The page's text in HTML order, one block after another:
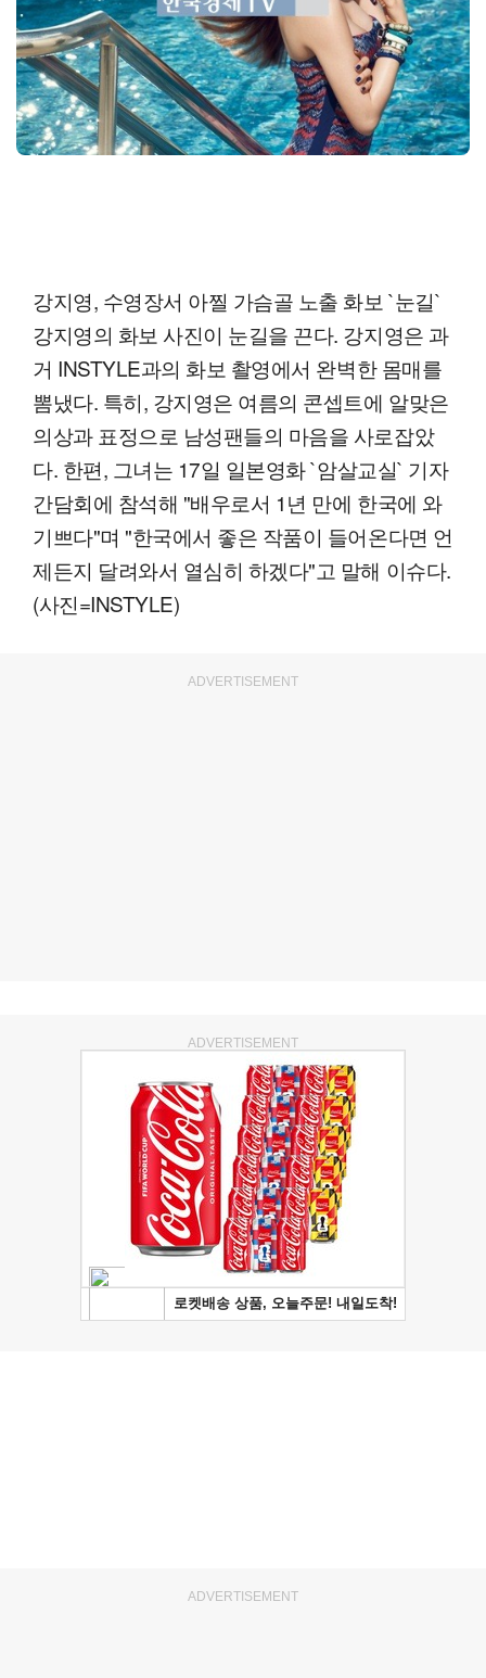
강지영, 수영장서 아찔 가슴골 노출 화보 `눈길`
강지영의 화보 사진이 눈길을 끈다. 강지영은 과
거 INSTYLE과의 화보 촬영에서 완벽한 몸매를
뽐냈다. 특히, 강지영은 여름의 콘셉트에 알맞은
의상과 표정으로 남성팬들의 마음을 사로잡았
다. 한편, 그녀는 17일 일본영화 `암살교실` 기자
간담회에 참석해 "배우로서 1년 만에 한국에 와
기쁘다"며 "한국에서 좋은 작품이 들어온다면 언
제든지 달려와서 열심히 하겠다"고 말해 이슈다.
(사진=INSTYLE)
ADVERTISEMENT
ADVERTISEMENT
ADVERTISEMENT